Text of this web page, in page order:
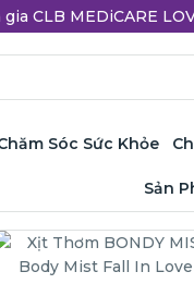
CLB MEDiCARE
Sóc Sức Khỏe
Sản